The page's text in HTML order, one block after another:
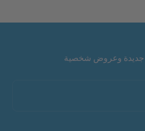
وعروض شخصية